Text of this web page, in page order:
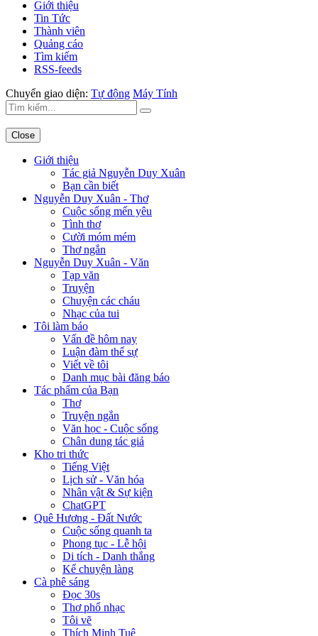
Giới thiệu
Tin Tức
Thành viên
Quảng cáo
Tìm kiếm
RSS-feeds
Chuyển giao diện: Tự động Máy Tính
Close
Giới thiệu
Tác giả Nguyễn Duy Xuân
Bạn cần biết
Nguyễn Duy Xuân - Thơ
Cuộc sống mến yêu
Tình thơ
Cười móm mém
Thơ ngắn
Nguyễn Duy Xuân - Văn
Tạp văn
Truyện
Chuyện các cháu
Nhạc của tui
Tôi làm báo
Vấn đề hôm nay
Luận đàm thế sự
Viết về tôi
Danh mục bài đăng báo
Tác phẩm của Bạn
Thơ
Truyện ngắn
Văn học - Cuộc sống
Chân dung tác giả
Kho tri thức
Tiếng Việt
Lịch sử - Văn hóa
Nhân vật & Sự kiện
ChatGPT
Quê Hương - Đất Nước
Cuộc sống quanh ta
Phong tục - Lễ hội
Di tích - Danh thắng
Kể chuyện làng
Cà phê sáng
Đọc 30s
Thơ phổ nhạc
Tôi vẽ
Thích Minh Tuệ